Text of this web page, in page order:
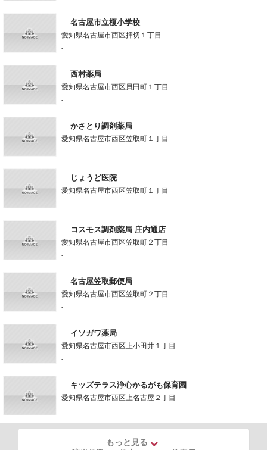
名古屋市立榎小学校
愛知県名古屋市西区押切１丁目
-
西村薬局
愛知県名古屋市西区貝田町１丁目
-
かさとり調剤薬局
愛知県名古屋市西区笠取町１丁目
-
じょうど医院
愛知県名古屋市西区笠取町１丁目
-
コスモス調剤薬局 庄内通店
愛知県名古屋市西区笠取町２丁目
-
名古屋笠取郵便局
愛知県名古屋市西区笠取町２丁目
-
イソガワ薬局
愛知県名古屋市西区上小田井１丁目
-
キッズテラス浄心かるがも保育園
愛知県名古屋市西区上名古屋２丁目
-
もっと見る